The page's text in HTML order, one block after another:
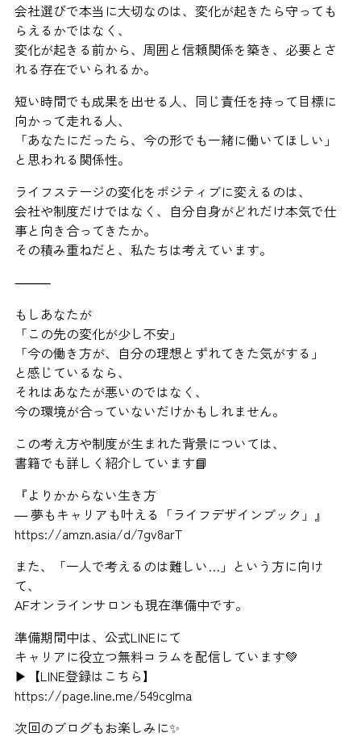
会社選びで本当に大切なのは、変化が起きたら守っても
らえるかではなく、
変化が起きる前から、周囲と信頼関係を築き、必要とさ
れる存在でいられるか。
短い時間でも成果を出せる人、同じ責任を持って目標に
向かって走れる人、
「あなたにだったら、今の形でも一緒に働いてほしい」
と思われる関係性。
ライフステージの変化をポジティブに変えるのは、
会社や制度だけではなく、自分自身がどれだけ本気で仕
事と向き合ってきたか。
その積み重ねだと、私たちは考えています。
⸻
もしあなたが
「この先の変化が少し不安」
「今の働き方が、自分の理想とずれてきた気がする」
と感じているなら、
それはあなたが悪いのではなく、
今の環境が合っていないだけかもしれません。
この考え方や制度が生まれた背景については、
書籍でも詳しく紹介しています📘
『よりかからない生き方
― 夢もキャリアも叶える「ライフデザインブック」』
https://amzn.asia/d/7gv8arT
また、「一人で考えるのは難しい…」という方に向け
て、
AFオンラインサロンも現在準備中です。
準備期間中は、公式LINEにて
キャリアに役立つ無料コラムを配信しています💚
▶【LINE登録はこちら】
https://page.line.me/549cglma
次回のブログもお楽しみに✨